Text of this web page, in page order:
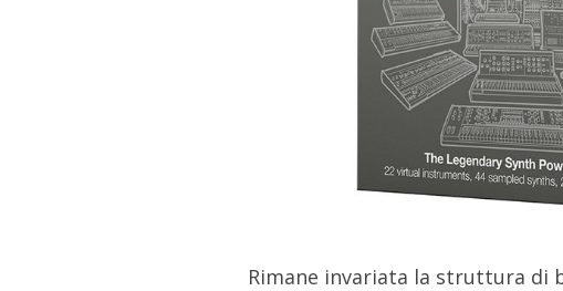
Rimane invariata la struttura di